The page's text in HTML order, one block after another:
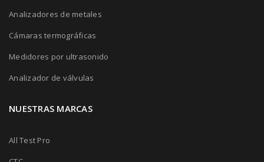
Analizadores de metales
Cámaras termográficas
Medidores por ultrasonido
Analizador de válvulas
NUESTRAS MARCAS
All Test Pro